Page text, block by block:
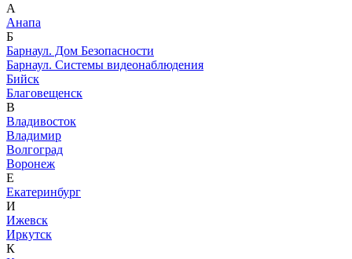
А
Анапа
Б
Барнаул. Дом Безопасности
Барнаул. Системы видеонаблюдения
Бийск
Благовещенск
В
Владивосток
Владимир
Волгоград
Воронеж
Е
Екатеринбург
И
Ижевск
Иркутск
К